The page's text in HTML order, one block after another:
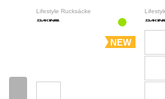
Lifestyle Rucksäcke
NEW